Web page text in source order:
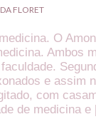
FLORET
O
Ambos
e assim
com
de medicina